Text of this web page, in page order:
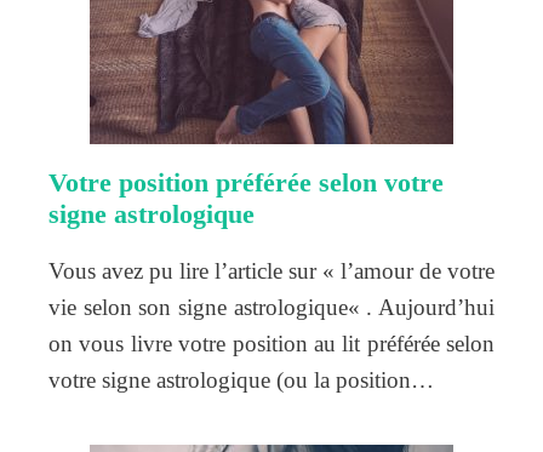
Votre position préférée selon votre
signe astrologique
Vous avez pu lire l’article sur « l’amour de votre
vie selon son signe astrologique« . Aujourd’hui
on vous livre votre position au lit préférée selon
votre signe astrologique (ou la position…